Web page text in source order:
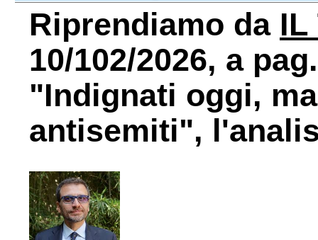
Riprendiamo da IL
10/102/2026, a
"Indignati oggi,
antisemiti",